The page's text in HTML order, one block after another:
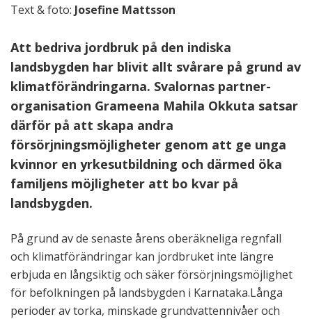
Text & foto: Josefine Mattsson
Att bedriva jordbruk på den indiska
landsbygden har blivit allt svårare på grund av
klimatförändringarna. Svalornas partner-
organisation Grameena Mahila Okkuta satsar
därför på att skapa andra
försörjningsmöjligheter genom att ge unga
kvinnor en yrkesutbildning och därmed öka
familjens möjligheter att bo kvar på
landsbygden.
På grund av de senaste årens oberäkneliga regnfall
och klimatförändringar kan jordbruket inte längre
erbjuda en långsiktig och säker försörjningsmöjlighet
för befolkningen på landsbygden i Karnataka.Långa
perioder av torka, minskade grundvattennivåer och